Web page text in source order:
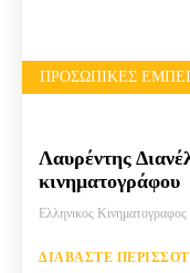
ΠΡΟΣΩΠΙΚΈΣ
Λαυρέντης
κινηματογράφου
Ελληνικος Κινηματογραφος
ΔΙΑΒΆΣΤΕ